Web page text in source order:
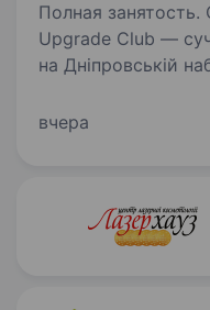
Полная
Upgrade Club —
на Дніпровській
досвід роботи від 3 років;
вчера